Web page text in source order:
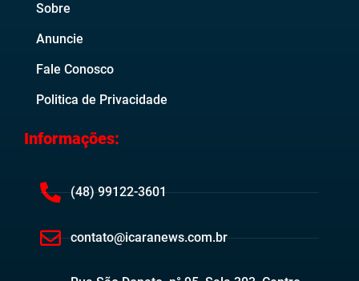
Sobre
Anuncie
Fale Conosco
Politica de Privacidade
Informações:
(48) 99122-3601
contato@icaranews.com.br